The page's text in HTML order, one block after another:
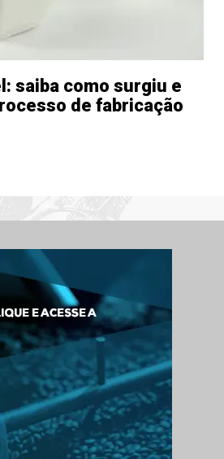
saiba como surgiu e
de fabricação